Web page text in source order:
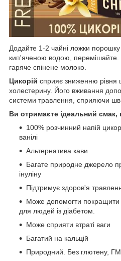
Додайте 1-2 чайні ложки
кип'яченою водою,
гаряче спінене молоко.
Цикорій сприяє зниженню рівня
холестерину. Його вживання
системи травлення, сприяючи
Ви отримаєте ідеальний смак,
100% розчинний напій
ванілі
Альтернатива кави
Багате природне джерело
інуліну
Підтримує здоров'я
Може допомогти покращити
для людей із діабетом.
Може сприяти втраті ваги
Багатий на кальцій
Природний. Без глютену,